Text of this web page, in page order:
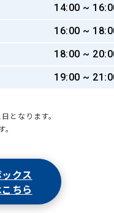
14:00 ~
16:00 ~
18:00 ~
19:00 ~
となります。
クス
ちら